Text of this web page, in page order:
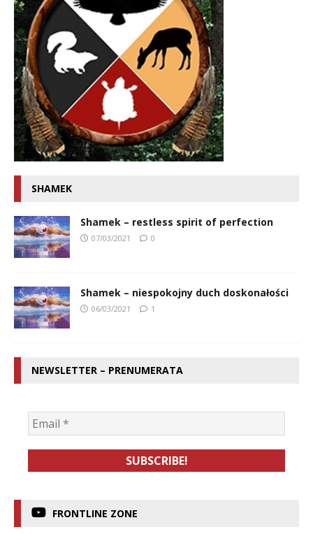
SHAMEK
Shamek – restless spirit of perfection
07/03/2021 0
Shamek – niespokojny duch doskonałości
06/03/2021 1
NEWSLETTER – PRENUMERATA
FRONTLINE ZONE